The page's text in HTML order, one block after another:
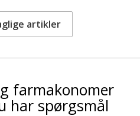
artikler
farmakonomer
har spørgsmål